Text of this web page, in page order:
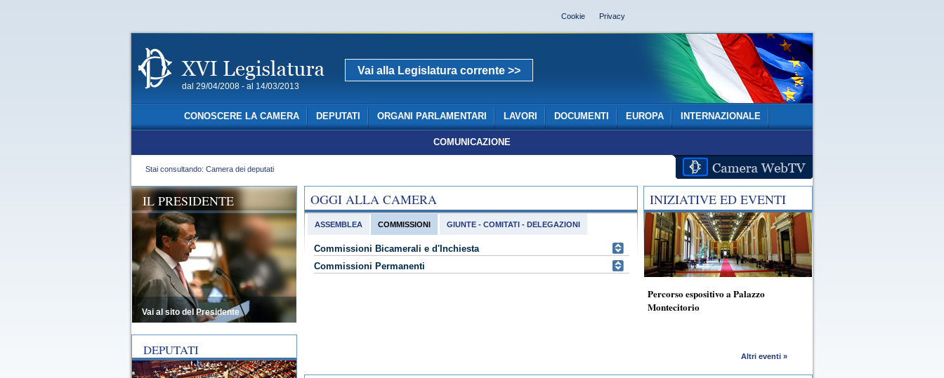
Cookie Privacy
dal 29/04/2008 - al 14/03/2013
Vai alla Legislatura corrente >>
CONOSCERE LA CAMERA DEPUTATI ORGANI PARLAMENTARI LAVORI DOCUMENTI EUROPA INTERNAZIONALE
COMUNICAZIONE
Stai consultando: Camera dei deputati
OGGI ALLA CAMERA
ASSEMBLEA COMMISSIONI
Commissioni Bicamerali e d'Inchiesta
Commissioni Permanenti
GIUNTE - COMITATI - DELEGAZIONI
INIZIATIVE ED EVENTI
Percorso espositivo a Palazzo
Montecitorio
Altri eventi »
IL PRESIDENTE
Vai al sito del Presidente
DEPUTATI